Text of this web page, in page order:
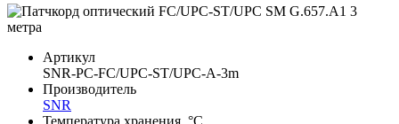
Артикул
SNR-PC-FC/UPC-ST/UPC-A-3m
Производитель
SNR
Температура хранения, °C